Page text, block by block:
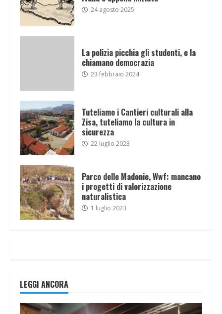
24 agosto 2025
La polizia picchia gli studenti, e la
chiamano democrazia
23 febbraio 2024
Tuteliamo i Cantieri culturali alla
Zisa, tuteliamo la cultura in
sicurezza
22 luglio 2023
Parco delle Madonie, Wwf: mancano
i progetti di valorizzazione
naturalistica
1 luglio 2023
LEGGI ANCORA